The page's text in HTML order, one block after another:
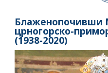
Блаженопочивши
црногорско-
(1938-2020)